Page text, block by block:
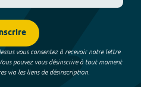
vous consentez à recevoir notre lettre
pouvez vous désinscrire à tout moment
via les liens de désinscription.